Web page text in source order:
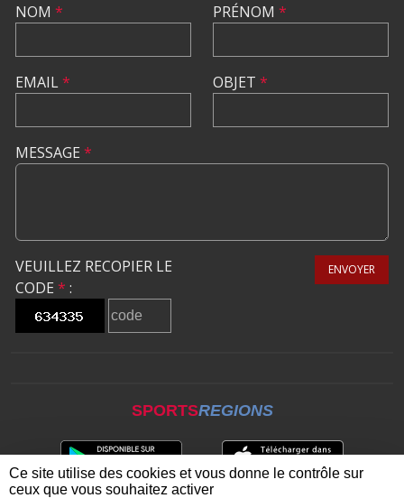
NOM *
EMAIL*
PRÉNOM *
OBJET *
MESSAGE *
VEUILLEZ RECOPIER LE
CODE * :
ENVOYER
SPORTSREGIONS
Ce site utilise des cookies et vous donne le contrôle sur
ceux que vous souhaitez activer